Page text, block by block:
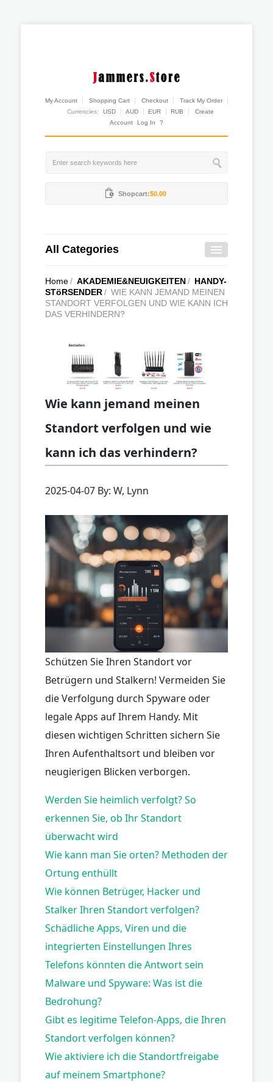
My Account Shopping Cart Checkout
Track My Order
Currencies:
USD AUD EUR RUB
Create
Account
Log In ?
Shopcart:$0.00
All Categories
Home/ AKADEMIE&NEUIGKEITEN/ HANDY-
STöRSENDER/ WIE KANN JEMAND MEINEN
STANDORT VERFOLGEN UND WIE KANN ICH
DAS VERHINDERN?
Wie kann jemand meinen
Standort verfolgen und wie
kann ich das verhindern?
2025-04-07 By: W, Lynn
Schützen Sie Ihren Standort vor
Betrügern und Stalkern! Vermeiden Sie
die Verfolgung durch Spyware oder
legale Apps auf Ihrem Handy. Mit
diesen wichtigen Schritten sichern Sie
Ihren Aufenthaltsort und bleiben vor
neugierigen Blicken verborgen.
Werden Sie heimlich verfolgt? So
erkennen Sie, ob Ihr Standort
überwacht wird
Wie kann man Sie orten? Methoden der
Ortung enthüllt
Wie können Betrüger, Hacker und
Stalker Ihren Standort verfolgen?
Schädliche Apps, Viren und die
integrierten Einstellungen Ihres
Telefons könnten die Antwort sein
Malware und Spyware: Was ist die
Bedrohung?
Gibt es legitime Telefon-Apps, die Ihren
Standort verfolgen können?
Wie aktiviere ich die Standortfreigabe
auf meinem Smartphone?